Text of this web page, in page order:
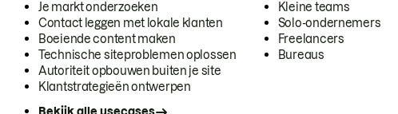
Je markt onderzoeken
Contact leggen met lokale klanten
Boeiende content maken
Technische siteproblemen oplossen
Autoriteit opbouwen buiten je site
Klantstrategieën ontwerpen
Kleine teams
Solo-ondernemers
Freelancers
Bureaus